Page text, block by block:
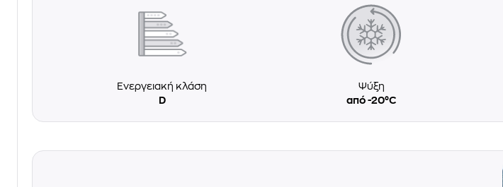
Ενεργειακή κλάση
D
Ψύξη
από -20°C